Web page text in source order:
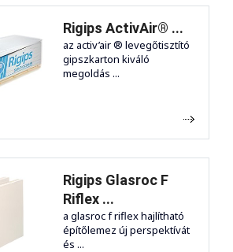
Rigips ActivAir® ...
az activ’air ® levegőtisztító
gipszkarton kiváló
megoldás ...
Rigips Glasroc F
Riflex ...
a glasroc f riflex hajlítható
építőlemez új perspektívát
és ...